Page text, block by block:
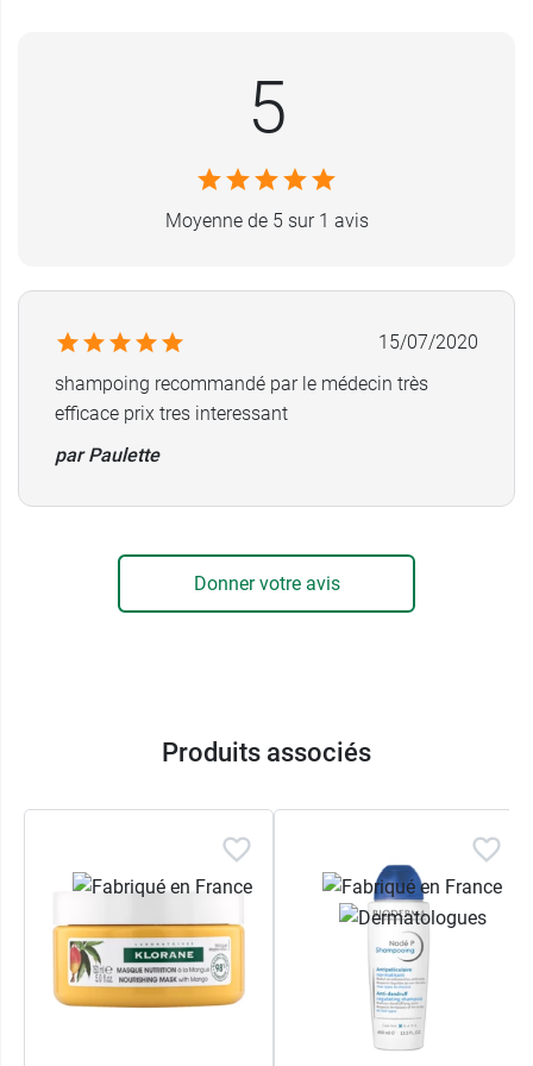
Les laboratoires Stiefel sont les pionniers dans
165 ans. Ils cherchent à innover en permanence
et apporter à tous le confort d’une peau saine.
5
Moyenne de 5 sur 1 avis
15/07/2020
shampoing recommandé par le médecin très
efficace prix tres interessant
par Paulette
Donner votre avis
Produits associés